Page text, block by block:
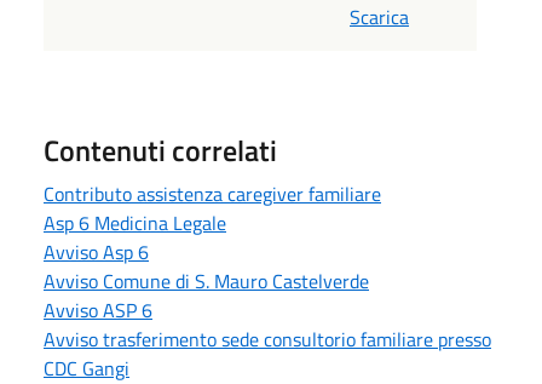
Scarica
Contenuti correlati
Contributo assistenza caregiver familiare
Asp 6 Medicina Legale
Avviso Asp 6
Avviso Comune di S. Mauro Castelverde
Avviso ASP 6
Avviso trasferimento sede consultorio familiare presso
CDC Gangi